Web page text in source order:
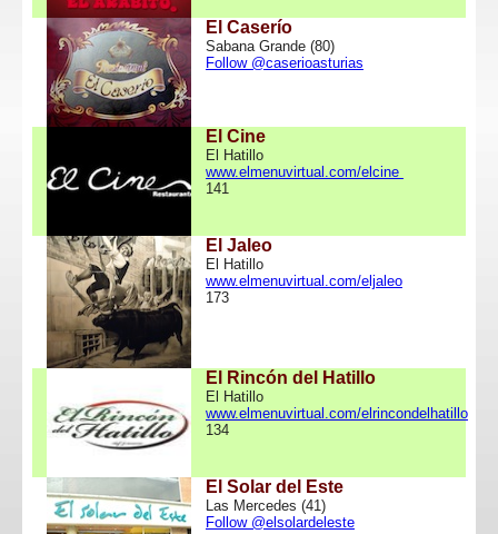
El Caserío
Sabana Grande (80)
Follow @caserioasturias
El Cine
El Hatillo
www.elmenuvirtual.com/elcine
141
El Jaleo
El Hatillo
www.elmenuvirtual.com/eljaleo
173
El Rincón del Hatillo
El Hatillo
www.elmenuvirtual.com/elrincondelhatillo
134
El Solar del Este
Las Mercedes (41)
Follow @elsolardeleste